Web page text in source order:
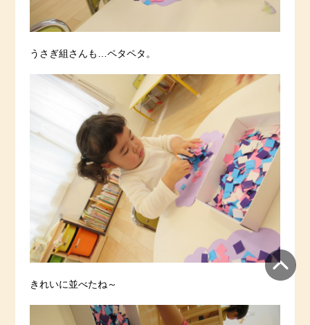
うさぎ組さんも…ペタペタ。
きれいに並べたね～